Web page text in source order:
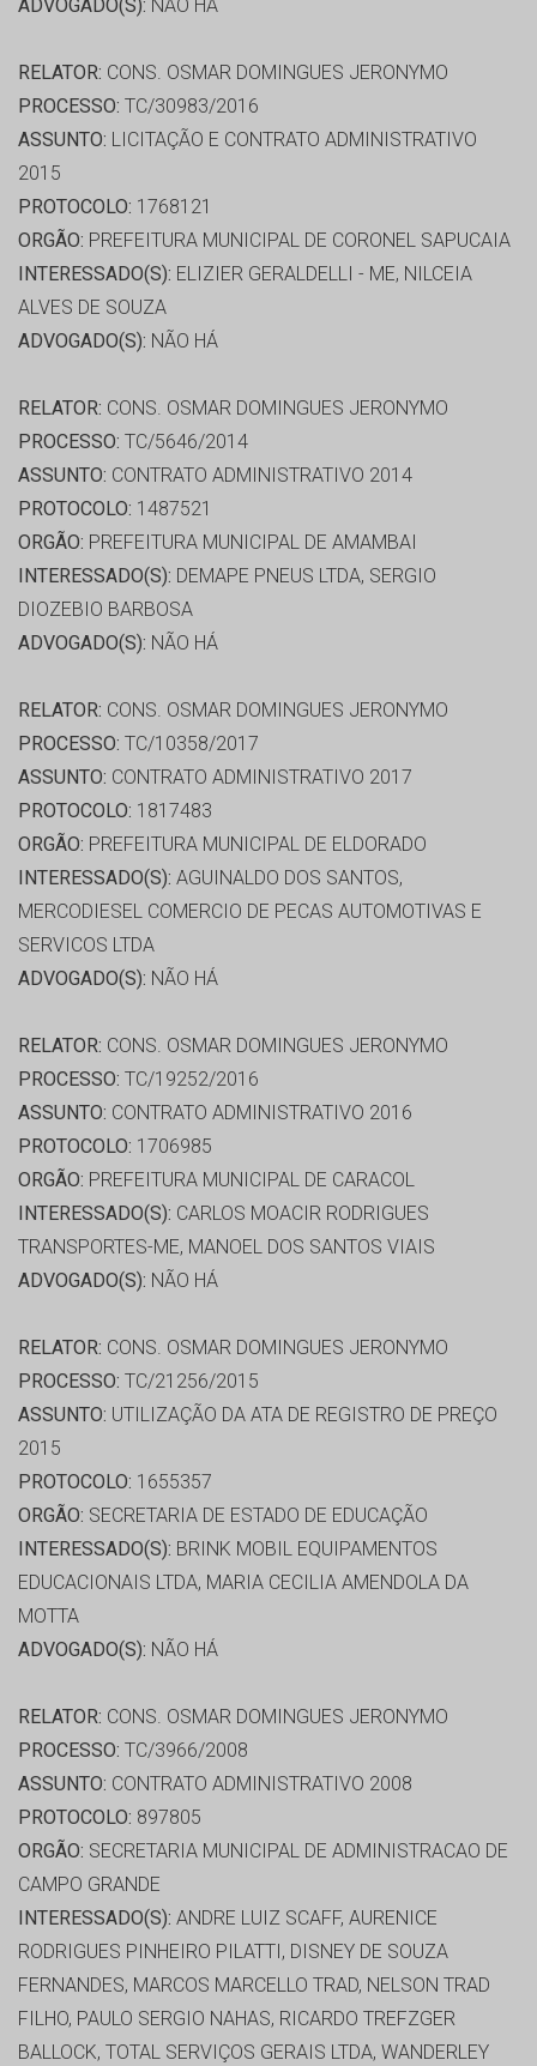
ADVOGADO(S): NÃO HÁ
RELATOR: CONS. OSMAR DOMINGUES JERONYMO
PROCESSO: TC/30983/2016
ASSUNTO: LICITAÇÃO E CONTRATO ADMINISTRATIVO
2015
PROTOCOLO: 1768121
ORGÃO: PREFEITURA MUNICIPAL DE CORONEL SAPUCAIA
INTERESSADO(S): ELIZIER GERALDELLI - ME, NILCEIA
ALVES DE SOUZA
ADVOGADO(S): NÃO HÁ
RELATOR: CONS. OSMAR DOMINGUES JERONYMO
PROCESSO: TC/5646/2014
ASSUNTO: CONTRATO ADMINISTRATIVO 2014
PROTOCOLO: 1487521
ORGÃO: PREFEITURA MUNICIPAL DE AMAMBAI
INTERESSADO(S): DEMAPE PNEUS LTDA, SERGIO
DIOZEBIO BARBOSA
ADVOGADO(S): NÃO HÁ
RELATOR: CONS. OSMAR DOMINGUES JERONYMO
PROCESSO: TC/10358/2017
ASSUNTO: CONTRATO ADMINISTRATIVO 2017
PROTOCOLO: 1817483
ORGÃO: PREFEITURA MUNICIPAL DE ELDORADO
INTERESSADO(S): AGUINALDO DOS SANTOS,
MERCODIESEL COMERCIO DE PECAS AUTOMOTIVAS E
SERVICOS LTDA
ADVOGADO(S): NÃO HÁ
RELATOR: CONS. OSMAR DOMINGUES JERONYMO
PROCESSO: TC/19252/2016
ASSUNTO: CONTRATO ADMINISTRATIVO 2016
PROTOCOLO: 1706985
ORGÃO: PREFEITURA MUNICIPAL DE CARACOL
INTERESSADO(S): CARLOS MOACIR RODRIGUES
TRANSPORTES-ME, MANOEL DOS SANTOS VIAIS
ADVOGADO(S): NÃO HÁ
RELATOR: CONS. OSMAR DOMINGUES JERONYMO
PROCESSO: TC/21256/2015
ASSUNTO: UTILIZAÇÃO DA ATA DE REGISTRO DE PREÇO
2015
PROTOCOLO: 1655357
ORGÃO: SECRETARIA DE ESTADO DE EDUCAÇÃO
INTERESSADO(S): BRINK MOBIL EQUIPAMENTOS
EDUCACIONAIS LTDA, MARIA CECILIA AMENDOLA DA
MOTTA
ADVOGADO(S): NÃO HÁ
RELATOR: CONS. OSMAR DOMINGUES JERONYMO
PROCESSO: TC/3966/2008
ASSUNTO: CONTRATO ADMINISTRATIVO 2008
PROTOCOLO: 897805
ORGÃO: SECRETARIA MUNICIPAL DE ADMINISTRACAO DE
CAMPO GRANDE
INTERESSADO(S): ANDRE LUIZ SCAFF, AURENICE
RODRIGUES PINHEIRO PILATTI, DISNEY DE SOUZA
FERNANDES, MARCOS MARCELLO TRAD, NELSON TRAD
FILHO, PAULO SERGIO NAHAS, RICARDO TREFZGER
BALLOCK, TOTAL SERVIÇOS GERAIS LTDA, WANDERLEY